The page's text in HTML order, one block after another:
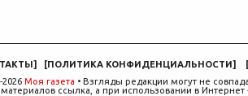
Рассудок
желаемым
] [ПОЛИТИКА КОНФИДЕНЦИАЛЬНОСТИ] [
2026 Моя газета • Взгляды редакции могут не
ссылка, а при использовании в